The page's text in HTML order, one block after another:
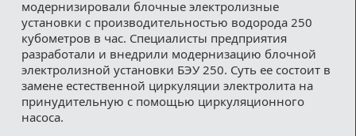
Контакты
модернизировали блочные электролизные
установки с производительностью водорода 250
кубометров в час. Специалисты предприятия
разработали и внедрили модернизацию блочной
электролизной установки БЭУ 250. Суть ее состоит в
замене естественной циркуляции электролита на
принудительную с помощью циркуляционного
насоса.